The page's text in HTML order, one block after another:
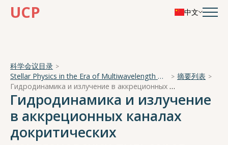
UCP 中文
科学会议目录
Stellar Physics in the Era of Multiwavelength Observations
摘要列表
Гидродинамика и излучение в аккреционных каналах докритических рентгеновских пульсаров
Гидродинамика и излучение
в аккреционных каналах
докритических